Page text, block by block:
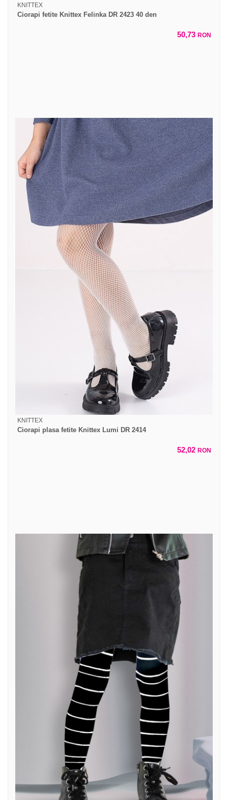
KNITTEX
Ciorapi fetite Knittex Felinka DR 2423 40 den
50,73 RON
KNITTEX
Ciorapi plasa fetite Knittex Lumi DR 2414
52,02 RON